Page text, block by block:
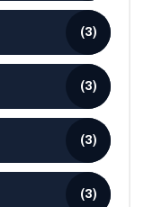
(3)
(3)
(3)
(3)